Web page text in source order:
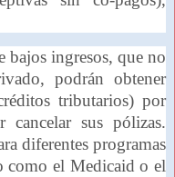
bajos ingresos, que no
podrán obtener
tributarios) por
cancelar sus pólizas.
diferentes programas
como el Medicaid o el